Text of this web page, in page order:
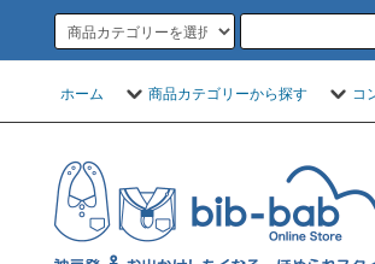
ホーム 商品カテゴリーから探す コ